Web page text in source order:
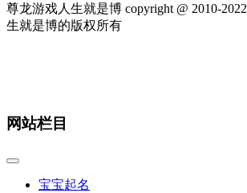
尊龙游戏人生就是博 copyright @ 2010-2022
生就是博的版权所有
网站栏目
宝宝起名